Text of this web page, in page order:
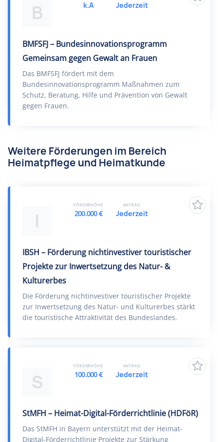
B
BMFSFJ – Bundesinnovationsprogramm
Gemeinsam gegen Gewalt an Frauen
Das BMFSFJ fördert mit dem
Bundesinnovationsprogramm Maßnahmen zum
Schutz, Beratung, Hilfe und Prävention von Gewalt
gegen Frauen.
k.A Jederzeit
Weitere Förderungen im Bereich
Heimatpflege und Heimatkunde
I
IBSH – Förderung nichtinvestiver touristischer
Projekte zur Inwertsetzung des Natur- &
Kulturerbes
Die Förderung nichtinvestiver touristischer Projekte
zur Inwertsetzung des Natur- und Kulturerbes stärkt
die touristische Attraktivität des Bundeslandes.
FÖRDERHÖHE
200.000 €
ANTRAG
Jederzeit
S
StMFH – Heimat-Digital-Förderrichtlinie (HDFöR)
Das StMFH in Bayern unterstützt mit der Heimat-
Digital-Förderrichtlinie Projekte zur Stärkung
FÖRDERHÖHE
100.000 €
ANTRAG
Jederzeit